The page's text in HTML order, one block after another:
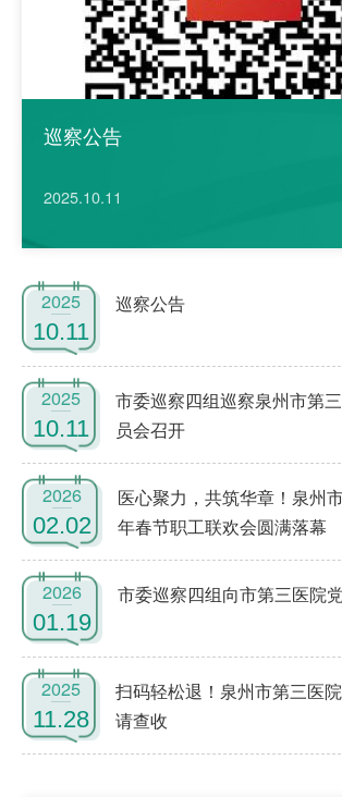
巡察公告
2025.10.11
市委巡察四组巡察泉州市第三医院
2025.10.11
医心聚力，共筑华章！泉州市第三
2026.02.02
2025
10.11
巡察公告
2025
10.11
市委巡察四组巡察泉州市第
员会召开
2026
02.02
医心聚力，共筑华章！泉州
年春节职工联欢会圆满落幕
2026
01.19
市委巡察四组向市第三医院
2025
11.28
扫码轻松退！泉州市第三医
请查收